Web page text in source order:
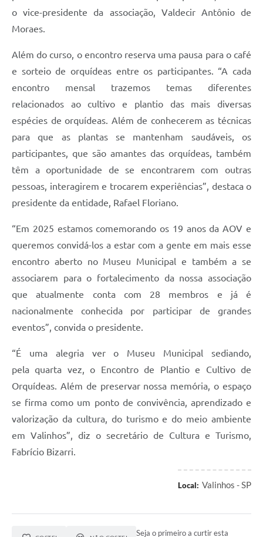
o vice-presidente da associação, Valdecir Antônio de
Moraes.
Além do curso, o encontro reserva uma pausa para o café
e sorteio de orquídeas entre os participantes. “A cada
encontro mensal trazemos temas diferentes
relacionados ao cultivo e plantio das mais diversas
espécies de orquídeas. Além de conhecerem as técnicas
para que as plantas se mantenham saudáveis, os
participantes, que são amantes das orquídeas, também
têm a oportunidade de se encontrarem com outras
pessoas, interagirem e trocarem experiências”, destaca o
presidente da entidade, Rafael Floriano.
“Em 2025 estamos comemorando os 19 anos da AOV e
queremos convidá-los a estar com a gente em mais esse
encontro aberto no Museu Municipal e também a se
associarem para o fortalecimento da nossa associação
que atualmente conta com 28 membros e já é
nacionalmente conhecida por participar de grandes
eventos”, convida o presidente.
“É uma alegria ver o Museu Municipal sediando,
pela quarta vez, o Encontro de Plantio e Cultivo de
Orquídeas. Além de preservar nossa memória, o espaço
se firma como um ponto de convivência, aprendizado e
valorização da cultura, do turismo e do meio ambiente
em Valinhos”, diz o secretário de Cultura e Turismo,
Fabrício Bizarri.
Local: Valinhos - SP
Seja o primeiro a curtir esta